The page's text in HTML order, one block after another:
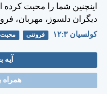
اينچنين شما را محبت
ديگران دلسوز، مهربان،
کولسیان ۳:‏۱۲ فروتنی محبت
آیه
همراه